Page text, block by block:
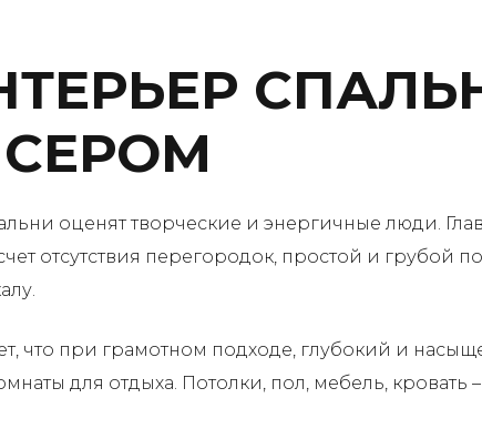
оценят творческие и энергичные люди.
отсутствия перегородок, простой и грубой
что при грамотном подходе, глубокий и
для отдыха. Потолки, пол, мебель, кровать